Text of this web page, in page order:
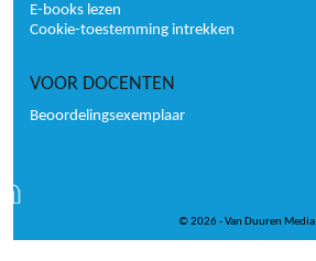
E-books lezen
Cookie-toestemming intrekken
VOOR DOCENTEN
Beoordelingsexemplaar
© 2026 - Van Duuren Media